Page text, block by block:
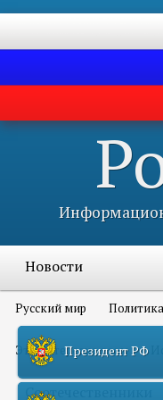
Новости
Русский мир Политика
Это интересно всем
Соотечественники
Президент РФ